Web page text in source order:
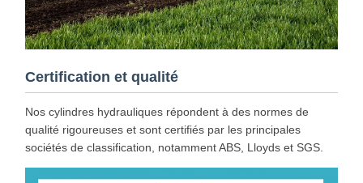
Certification et qualité
Nos cylindres hydrauliques répondent à des normes de
qualité rigoureuses et sont certifiés par les principales
sociétés de classification, notamment ABS, Lloyds et SGS.